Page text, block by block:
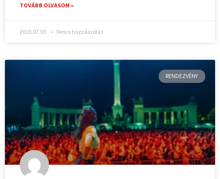
TOVÁBB OLVASOM »
2016.07.03. Nincs hozzászólás
RENDEZVÉNY